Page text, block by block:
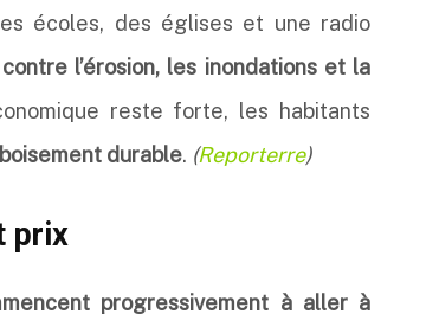
écoles, des églises et une radio
l’érosion, les inondations et la
reste forte, les habitants
durable. (Reporterre)
prix
progressivement à aller à